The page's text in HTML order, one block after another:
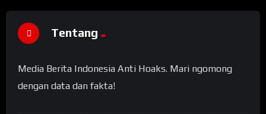
Tentang
Media Berita Indonesia Anti Hoaks. Mari ngomong
dengan data dan fakta!